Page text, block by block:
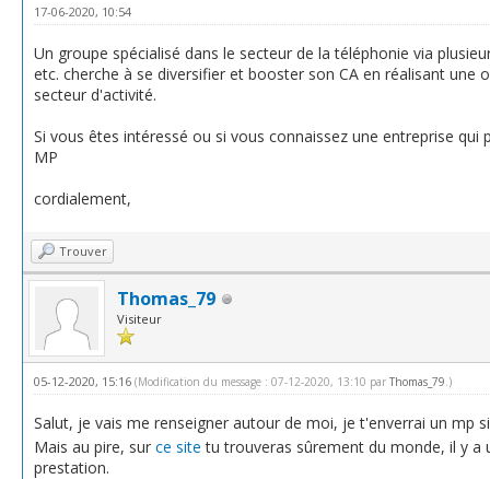
17-06-2020, 10:54
Un groupe spécialisé dans le secteur de la téléphonie via
etc. cherche à se diversifier et booster son CA en réalisant
secteur d'activité.
Si vous êtes intéressé ou si vous connaissez une entreprise
MP
cordialement,
Trouver
Thomas_79
Visiteur
05-12-2020, 15:16 (Modification du message : 07-12-2020, 13:10 par Thomas_79.)
Salut, je vais me renseigner autour de moi, je t'enverrai un mp
Mais au pire, sur ce site tu trouveras sûrement du monde, il y a
prestation.